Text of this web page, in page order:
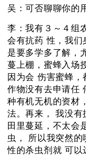
吴：可否聊聊你的
李：我有３～４组
会有抗药 性，我们
是要多学多了解，
蔓上棚，蜜蜂入场
因为会 伤害蜜蜂
作物没有去申请任
种有机无机的资材
法。再来， 我没有
田里蔓延，不太会
虫， 所以我突然
性的杀虫剂就 可以